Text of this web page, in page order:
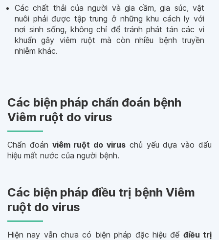
Các chất thải của người và gia cầm, gia súc, vật
nuôi phải được tập trung ở những khu cách ly với
nơi sinh sống, không chỉ để tránh phát tán các vi
khuẩn gây viêm ruột mà còn nhiều bệnh truyền
nhiễm khác.
Các biện pháp chẩn đoán bệnh
Viêm ruột do virus
Chẩn đoán viêm ruột do virus chủ yếu dựa vào dấu
hiệu mất nước của người bệnh.
Các biện pháp điều trị bệnh Viêm
ruột do virus
Hiện nay vẫn chưa có biện pháp đặc hiệu để điều trị